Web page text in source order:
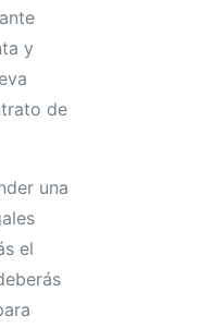
y
de
una
el